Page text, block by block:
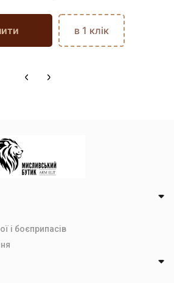
в 1 клік
і боєприпасів